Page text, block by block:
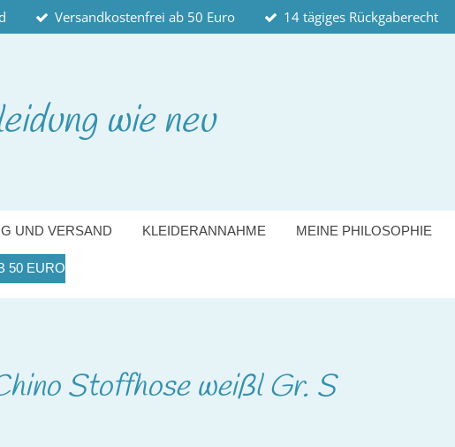
Versandkostenfrei ab 50 Euro 14 tägiges Rückgaberecht
wie neu
UND VERSAND KLEIDERANNAHME MEINE PHILOSOPHIE
50 EURO
Stoffhose weißl Gr. S